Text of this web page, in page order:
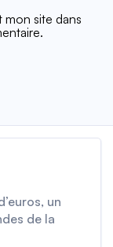
site dans
un
de la